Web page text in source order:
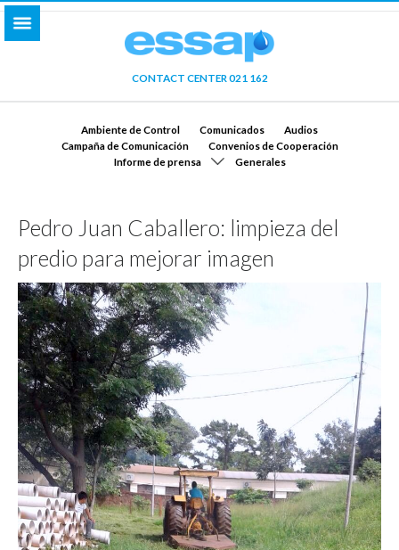
CONTACT CENTER 021 162
Ambiente de Control Comunicados
Audios
Campaña de Comunicación
Convenios de Cooperación
Informe de prensa
Generales
Pedro Juan Caballero: limpieza del
predio para mejorar imagen